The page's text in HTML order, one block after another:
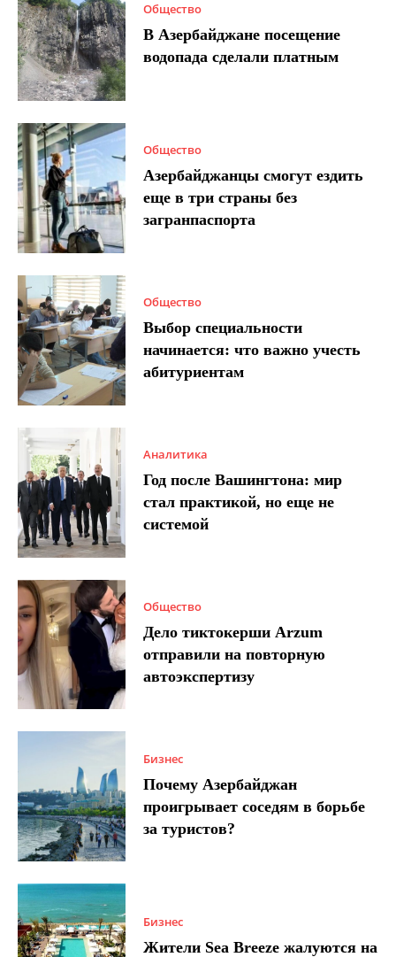
Общество
В Азербайджане посещение
водопада сделали платным
Общество
Азербайджанцы смогут ездить
еще в три страны без
загранпаспорта
Общество
Выбор специальности
начинается: что важно учесть
абитуриентам
Аналитика
Год после Вашингтона: мир
стал практикой, но еще не
системой
Общество
Дело тиктокерши Arzum
отправили на повторную
автоэкспертизу
Бизнес
Почему Азербайджан
проигрывает соседям в борьбе
за туристов?
Бизнес
Жители Sea Breeze жалуются на